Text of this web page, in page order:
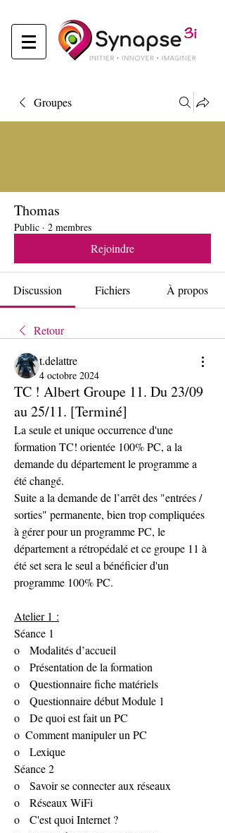
Groupes
Thomas
Public · 2 membres
Rejoindre
Discussion Fichiers À propos
Retour
t.delattre
4 octobre 2024
TC ! Albert Groupe 11. Du 23/09
au 25/11. [Terminé]
La seule et unique occurrence d'une
formation TC! orientée 100% PC, a la
demande du département le programme a
été changé.
Suite a la demande de l’arrêt des "entrées /
sorties" permanente, bien trop compliquées
à gérer pour un programme PC, le
département a rétropédalé et ce groupe 11 à
été set sera le seul a bénéficier d'un
programme 100% PC.
Atelier 1 :
Séance 1
o   Modalités d’accueil
o   Présentation de la formation
o   Questionnaire fiche matériels
o   Questionnaire début Module 1
o   De quoi est fait un PC
o  Comment manipuler un PC
o   Lexique
Séance 2
o   Savoir se connecter aux réseaux
o   Réseaux WiFi
o   C'est quoi Internet ?